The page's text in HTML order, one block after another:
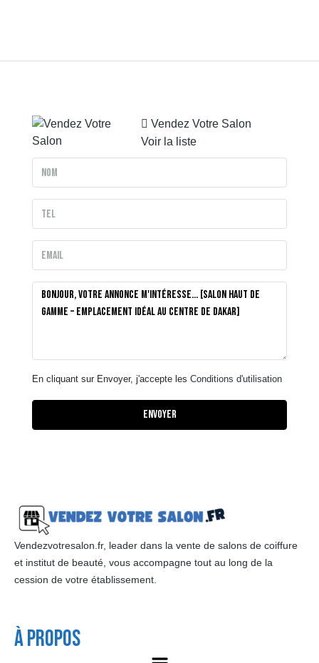
Vendez Votre Salon
Voir la liste
En cliquant sur Envoyer, j'accepte les Conditions d'utilisation
Envoyer
Vendezvotresalon.fr, leader dans la vente de salons de coiffure
et institut de beauté, vous accompagne tout au long de la
cession de votre établissement.
À Propos